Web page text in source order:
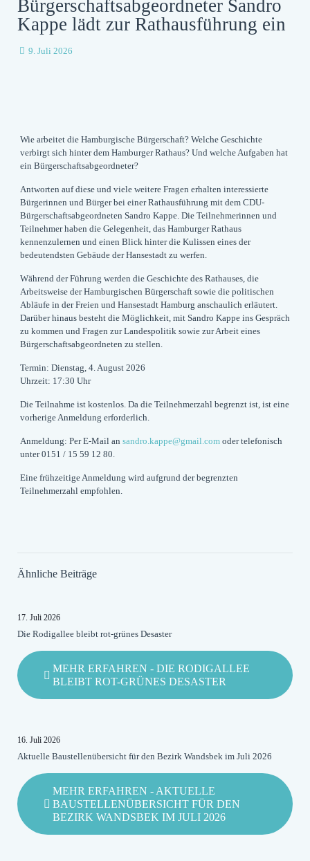
Bürgerschaftsabgeordneter Sandro
Kappe lädt zur Rathausführung ein
9. Juli 2026
Wie arbeitet die Hamburgische Bürgerschaft? Welche Geschichte
verbirgt sich hinter dem Hamburger Rathaus? Und welche Aufgaben hat
ein Bürgerschaftsabgeordneter?
Antworten auf diese und viele weitere Fragen erhalten interessierte
Bürgerinnen und Bürger bei einer Rathausführung mit dem CDU-
Bürgerschaftsabgeordneten Sandro Kappe. Die Teilnehmerinnen und
Teilnehmer haben die Gelegenheit, das Hamburger Rathaus
kennenzulernen und einen Blick hinter die Kulissen eines der
bedeutendsten Gebäude der Hansestadt zu werfen.
Während der Führung werden die Geschichte des Rathauses, die
Arbeitsweise der Hamburgischen Bürgerschaft sowie die politischen
Abläufe in der Freien und Hansestadt Hamburg anschaulich erläutert.
Darüber hinaus besteht die Möglichkeit, mit Sandro Kappe ins Gespräch
zu kommen und Fragen zur Landespolitik sowie zur Arbeit eines
Bürgerschaftsabgeordneten zu stellen.
Termin: Dienstag, 4. August 2026
Uhrzeit: 17:30 Uhr
Die Teilnahme ist kostenlos. Da die Teilnehmerzahl begrenzt ist, ist eine
vorherige Anmeldung erforderlich.
Anmeldung: Per E-Mail an sandro.kappe@gmail.comoder telefonisch
unter0151 / 15 59 12 80.
Eine frühzeitige Anmeldung wird aufgrund der begrenzten
Teilnehmerzahl empfohlen.
Ähnliche Beiträge
17. Juli 2026
Die Rodigallee bleibt rot-grünes Desaster
MEHR ERFAHREN - DIE RODIGALLEE
BLEIBT ROT-GRÜNES DESASTER
16. Juli 2026
Aktuelle Baustellenübersicht für den Bezirk Wandsbek im Juli 2026
MEHR ERFAHREN - AKTUELLE
BAUSTELLENÜBERSICHT FÜR DEN
BEZIRK WANDSBEK IM JULI 2026